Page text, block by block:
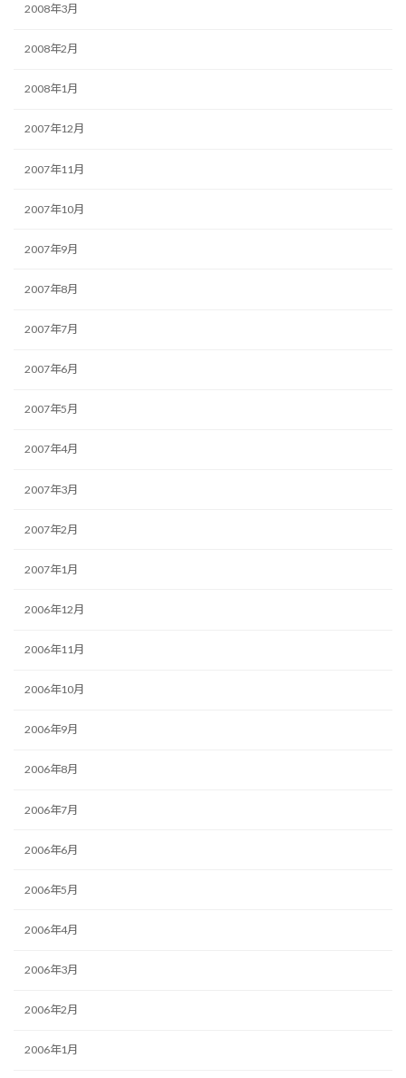
2008年3月
2008年2月
2008年1月
2007年12月
2007年11月
2007年10月
2007年9月
2007年8月
2007年7月
2007年6月
2007年5月
2007年4月
2007年3月
2007年2月
2007年1月
2006年12月
2006年11月
2006年10月
2006年9月
2006年8月
2006年7月
2006年6月
2006年5月
2006年4月
2006年3月
2006年2月
2006年1月